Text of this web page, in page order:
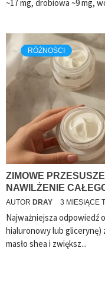
~17 mg, drobiowa ~9 mg,
RÓŻNOŚCI
ZIMOWE
NAWILŻENIE
AUTOR DRAY 3 MIESIĄCE
Najważniejsza odpowiedź
hialuronowy lub glicerynę)
masło shea i zwiększ...